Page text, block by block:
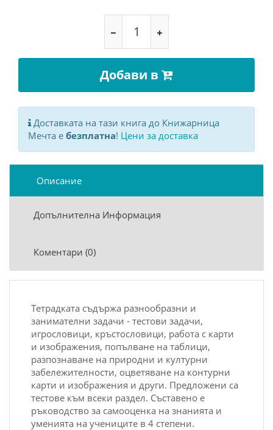
Добави в
Доставката на тази книга до Книжарница
Мечта е безплатна! Цени за доставка
Описание
Допълнителна Информация
Коментари (0)
Тетрадката съдържа разнообразни и
занимателни задачи - тестови задачи,
игрословици, кръстословици, работа с карти
и изображения, попълване на таблици,
разпознаване на природни и културни
забележителности, оцветяване на контурни
карти и изображения и други. Предложени са
тестове към всеки раздел. Съставено е
ръководство за самооценка на знанията и
уменията на учениците в 4 степени.